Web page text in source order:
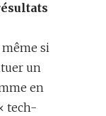
si
un
en
tech-